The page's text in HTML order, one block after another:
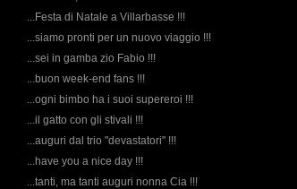
...Festa di Natale a Villarbasse !!!
...siamo pronti per un nuovo viaggio !!!
...sei in gamba zio Fabio !!!
...buon week-end fans !!!
...ogni bimbo ha i suoi supereroi !!!
...il gatto con gli stivali !!!
...auguri dal trio "devastatori" !!!
...have you a nice day !!!
...tanti, ma tanti auguri nonna Cia !!!